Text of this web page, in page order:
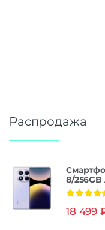
Распродажа
8/
из 5
18 499